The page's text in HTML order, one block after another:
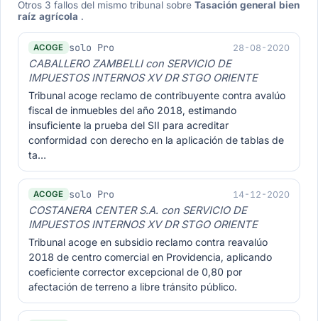
Otros 3 fallos del mismo tribunal sobre Tasación general bien
raíz agrícola .
ACOGE solo Pro 28-08-2020
CABALLERO ZAMBELLI con SERVICIO DE
IMPUESTOS INTERNOS XV DR STGO ORIENTE
Tribunal acoge reclamo de contribuyente contra avalúo
fiscal de inmuebles del año 2018, estimando
insuficiente la prueba del SII para acreditar
conformidad con derecho en la aplicación de tablas de
ta…
ACOGE solo Pro 14-12-2020
COSTANERA CENTER S.A. con SERVICIO DE
IMPUESTOS INTERNOS XV DR STGO ORIENTE
Tribunal acoge en subsidio reclamo contra reavalúo
2018 de centro comercial en Providencia, aplicando
coeficiente corrector excepcional de 0,80 por
afectación de terreno a libre tránsito público.